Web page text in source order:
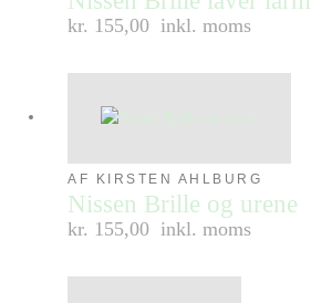
kr. 155,00 inkl. moms
AF KIRSTEN AHLBURG
Nissen Brille og urene
kr. 155,00 inkl. moms